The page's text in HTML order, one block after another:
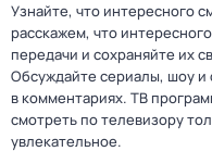
Узнайте, что интересного
расскажем, что
передачи и сохраняйте их
Обсуждайте сериалы, шоу
в комментариях. ТВ
смотреть по телевизору
увлекательное.